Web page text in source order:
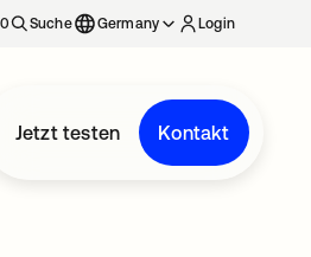
Suche Germany Login
Jetzt testen Kontakt